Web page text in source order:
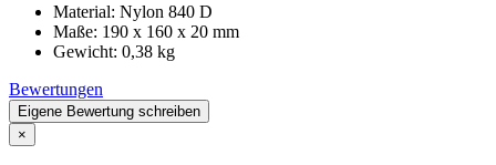
Material: Nylon 840 D
Maße: 190 x 160 x 20 mm
Gewicht: 0,38 kg
Bewertungen
Eigene Bewertung schreiben
×